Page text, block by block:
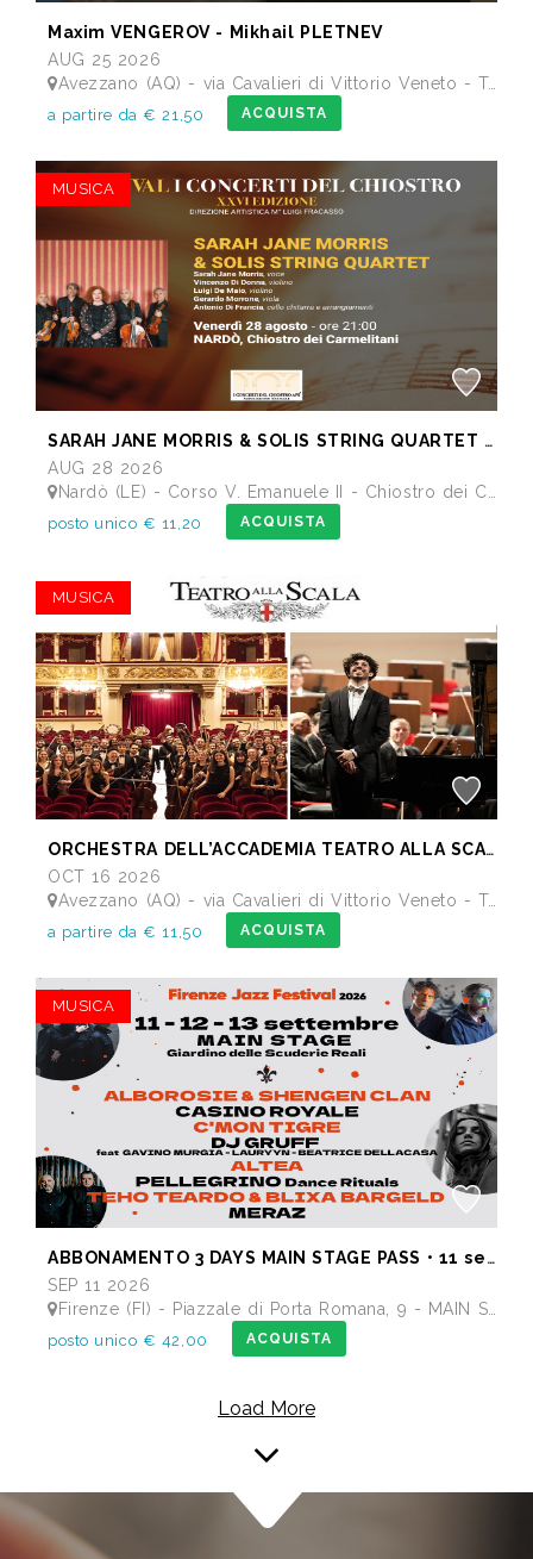
Maxim VENGEROV - Mikhail PLETNEV
AUG 25 2026
Avezzano (AQ) - via Cavalieri di Vittorio Veneto - Teatro dei Marsi
a partire da € 21,50 ACQUISTA
MUSICA
SARAH JANE MORRIS & SOLIS STRING QUARTET - Festival I Concerti del Chiostro
AUG 28 2026
Nardò (LE) - Corso V. Emanuele II - Chiostro dei Carmelitani
posto unico € 11,20 ACQUISTA
MUSICA
ORCHESTRA DELL’ACCADEMIA TEATRO ALLA SCALA di Milano
OCT 16 2026
Avezzano (AQ) - via Cavalieri di Vittorio Veneto - Teatro dei Marsi
a partire da € 11,50 ACQUISTA
MUSICA
ABBONAMENTO 3 DAYS MAIN STAGE PASS • 11 settembre: Alborosie & Shengen Clan, DJ Gruff feat Gavino Murgia - Lauryyn - Beatrice Dellacasa, after party Dj Gruff • 12 settembre: Altea, Pellegrino, Casino Royale • 13 settembre: Meraz, Teho Teardo & Blixa Bargeld, C'Mon Tigre
SEP 11 2026
Firenze (FI) - Piazzale di Porta Romana, 9 - MAIN STAGE - Giardino delle Scuderie Reali
posto unico € 42,00 ACQUISTA
Load More